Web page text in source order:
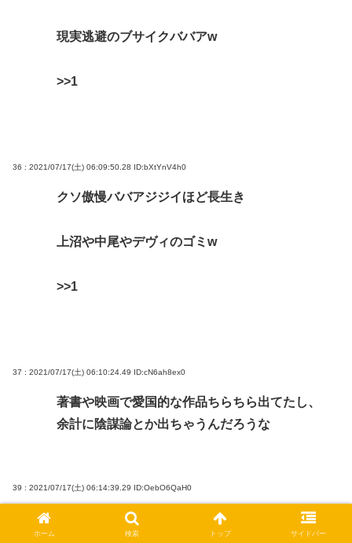
現実逃避のブサイクババアw
>>1
36 : 2021/07/17(土) 06:09:50.28 ID:bXtYnV4h0
クソ傲慢ババアジジイほど長生き
上沼や中尾やデヴィのゴミw
>>1
37 : 2021/07/17(土) 06:10:24.49 ID:cN6ah8ex0
著書や映画で愛国的な作品ちらちら出てたし、
余計に陰謀論とか出ちゃうんだろうな
39 : 2021/07/17(土) 06:14:39.29 ID:OebO6QaH0
警察はどうなってんのかね？
ホーム 検索 トップ サイドバー